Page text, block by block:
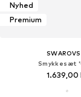
Nyhed
Premium
Smykkesæt
1.639,00